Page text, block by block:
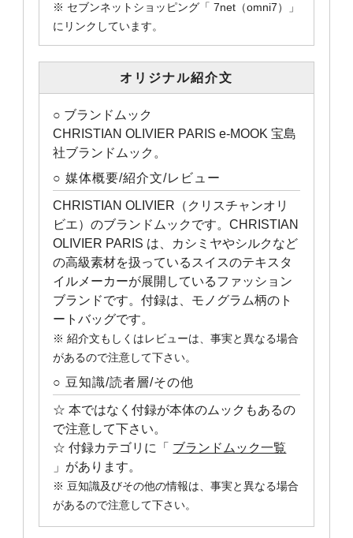
※ セブンネットショッピング「 7net（omni7）」
にリンクしています。
オリジナル紹介文
○ ブランドムック
CHRISTIAN OLIVIER PARIS e-MOOK 宝島
社ブランドムック。
○ 媒体概要/紹介文/レビュー
CHRISTIAN OLIVIER（クリスチャンオリ
ビエ）のブランドムックです。CHRISTIAN
OLIVIER PARIS は、カシミヤやシルクなど
の高級素材を扱っているスイスのテキスタ
イルメーカーが展開しているファッション
ブランドです。付録は、モノグラム柄のト
ートバッグです。
※ 紹介文もしくはレビューは、事実と異なる場合
があるので注意して下さい。
○ 豆知識/読者層/その他
☆ 本ではなく付録が本体のムックもあるの
で注意して下さい。
☆ 付録カテゴリに「 ブランドムック一覧
」があります。
※ 豆知識及びその他の情報は、事実と異なる場合
があるので注意して下さい。